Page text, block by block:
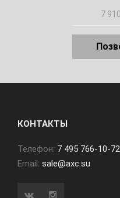
КОНТАКТЫ
Телефон: 7 495 766-10-72
Email: sale@axc.su